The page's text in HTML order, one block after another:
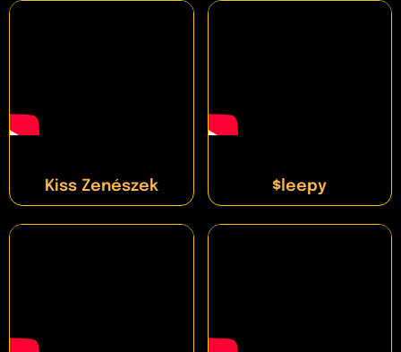
Kiss Zenészek $leepy